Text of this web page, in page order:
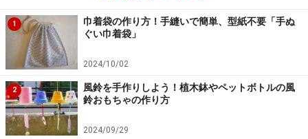
1
巾着袋の作り方！手縫いで簡単、型紙不要「手ぬ
ぐい巾着袋」
2024/10/02
2
風鈴を手作りしよう！植木鉢やペットボトルの風
鈴おもちゃの作り方
2024/09/29